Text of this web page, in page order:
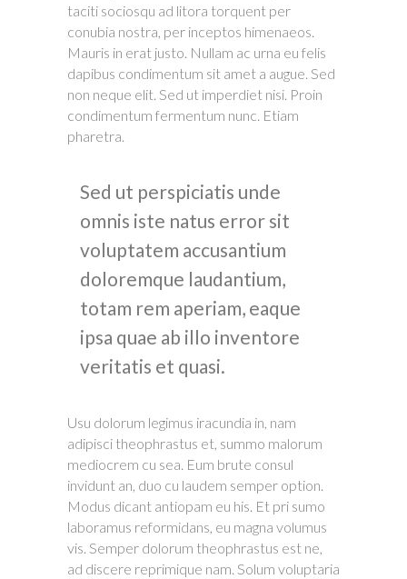
taciti sociosqu ad litora torquent per
conubia nostra, per inceptos himenaeos.
Mauris in erat justo. Nullam ac urna eu felis
dapibus condimentum sit amet a augue. Sed
non neque elit. Sed ut imperdiet nisi. Proin
condimentum fermentum nunc. Etiam
pharetra.
Sed ut perspiciatis unde
omnis iste natus error sit
voluptatem accusantium
doloremque laudantium,
totam rem aperiam, eaque
ipsa quae ab illo inventore
veritatis et quasi.
Usu dolorum legimus iracundia in, nam
adipisci theophrastus et, summo malorum
mediocrem cu sea. Eum brute consul
invidunt an, duo cu laudem semper option.
Modus dicant antiopam eu his. Et pri sumo
laboramus reformidans, eu magna volumus
vis. Semper dolorum theophrastus est ne,
ad discere reprimique nam. Solum voluptaria